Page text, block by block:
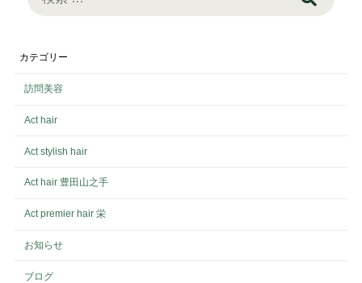
索:
カテゴリー
訪問美容
Act hair
Act stylish hair
Act hair 豊田山之手
Act premier hair 栄
お知らせ
ブログ